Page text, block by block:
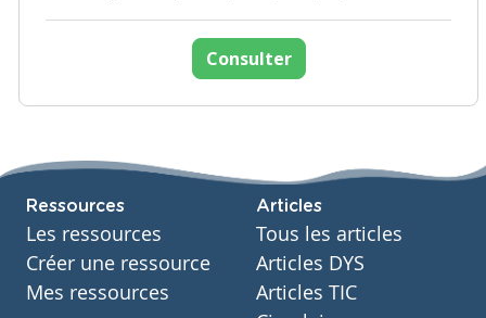
Consulter
Ressources
Les ressources
Créer une ressource
Mes ressources
Articles
Tous les articles
Articles DYS
Articles TIC